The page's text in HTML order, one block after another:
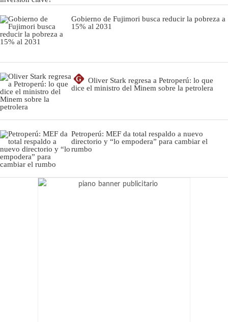
Gobierno de Fujimori busca reducir la pobreza a
15% al 2031
G
Oliver Stark regresa a Petroperú: lo que
dice el ministro del Minem sobre la petrolera
Petroperú: MEF da total respaldo a nuevo
directorio y “lo empodera” para cambiar el
rumbo